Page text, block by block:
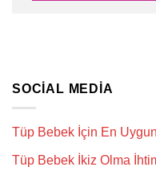
SOCIAL MEDIA
Tüp Bebek İçin En
Tüp Bebek İkiz Olma